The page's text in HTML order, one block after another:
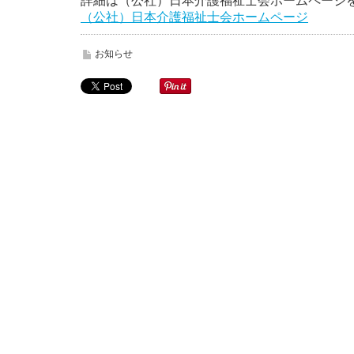
（公社）日本介護福祉士会ホームページ
お知らせ